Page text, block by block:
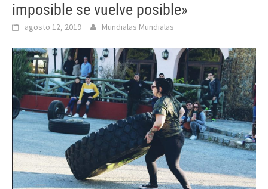
imposible se vuelve posible»
agosto 12, 2019 Mundialas Mundialas